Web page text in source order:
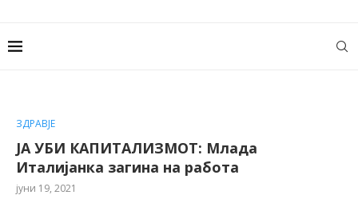
ЗДРАВЈЕ
ЈА УБИ КАПИТАЛИЗМОТ: Млада
Италијанка загина на работа
јуни 19, 2021